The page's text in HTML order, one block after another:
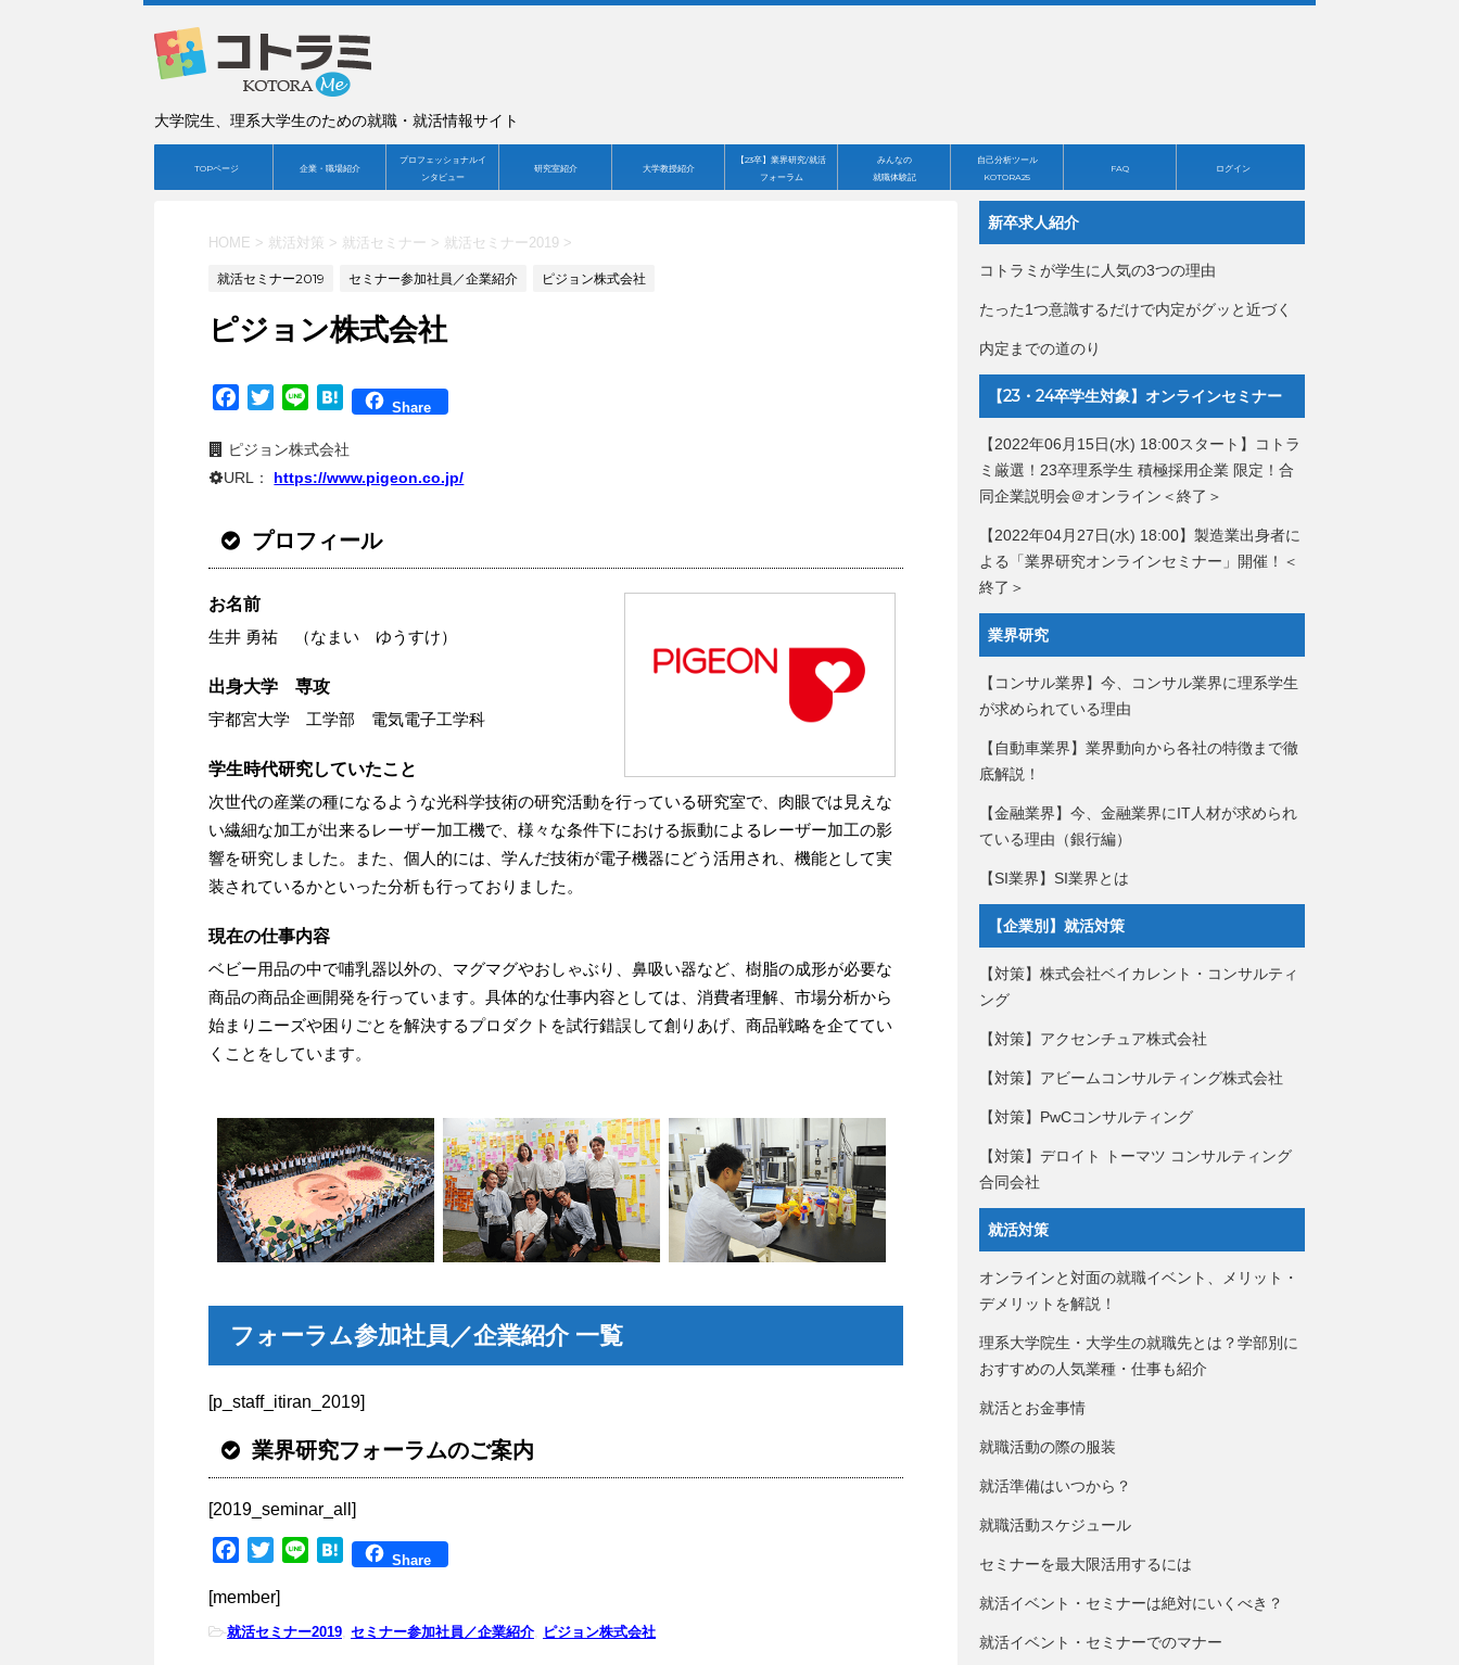
大学院生、理系大学生のための就職・就活情報サイト
TOPページ 企業・職場紹介
プロフェッショナルイ
ンタビュー
研究室紹介 大学教授紹介
【23卒】業界研究/就活
フォーラム
みんなの
就職体験記
自己分析ツール
KOTORA25
FAQ ログイン
HOME > 就活対策 > 就活セミナー > 就活セミナー2019 >
就活セミナー2019 セミナー参加社員／企業紹介 ピジョン株式会社
ピジョン株式会社
c
e
i
t
e
r
n
e
H
t
e
Share
ピジョン株式会社
URL： https://www.pigeon.co.jp/
プロフィール
お名前
生井 勇祐 （なまい ゆうすけ）
出身大学 専攻
宇都宮大学 工学部 電気電子工学科
学生時代研究していたこと
次世代の産業の種になるような光科学技術の研究活動を行っている研究室で、肉眼では見えな
い繊細な加工が出来るレーザー加工機で、様々な条件下における振動によるレーザー加工の影
響を研究しました。また、個人的には、学んだ技術が電子機器にどう活用され、機能として実
装されているかといった分析も行っておりました。
現在の仕事内容
ベビー用品の中で哺乳器以外の、マグマグやおしゃぶり、鼻吸い器など、樹脂の成形が必要な
商品の商品企画開発を行っています。具体的な仕事内容としては、消費者理解、市場分析から
始まりニーズや困りごとを解決するプロダクトを試行錯誤して創りあげ、商品戦略を企ててい
くことをしています。
フォーラム参加社員／企業紹介 一覧
[p_staff_itiran_2019]
業界研究フォーラムのご案内
[2019_seminar_all]
c
e
i
t
e
H
e
Share
[member]
-就活セミナー2019, セミナー参加社員／企業紹介, ピジョン株式会社
新卒求人紹介
コトラミが学生に人気の3つの理由
たった1つ意識するだけで内定がグッと近づく
内定までの道のり
【23・24卒学生対象】オンラインセミナー
【2022年06月15日(水) 18:00スタート】コトラ
ミ厳選！23卒理系学生 積極採用企業 限定！合
同企業説明会＠オンライン＜終了＞
【2022年04月27日(水) 18:00】製造業出身者に
よる「業界研究オンラインセミナー」開催！＜
終了＞
業界研究
【コンサル業界】今、コンサル業界に理系学生
が求められている理由
【自動車業界】業界動向から各社の特徴まで徹
底解説！
【金融業界】今、金融業界にIT人材が求められ
ている理由（銀行編）
【SI業界】SI業界とは
【企業別】就活対策
【対策】株式会社ベイカレント・コンサルティ
ング
【対策】アクセンチュア株式会社
【対策】アビームコンサルティング株式会社
【対策】PwCコンサルティング
【対策】デロイト トーマツ コンサルティング
合同会社
就活対策
オンラインと対面の就職イベント、メリット・
デメリットを解説！
理系大学院生・大学生の就職先とは？学部別に
おすすめの人気業種・仕事も紹介
就活とお金事情
就職活動の際の服装
就活準備はいつから？
就職活動スケジュール
セミナーを最大限活用するには
就活イベント・セミナーは絶対にいくべき？
就活イベント・セミナーでのマナー